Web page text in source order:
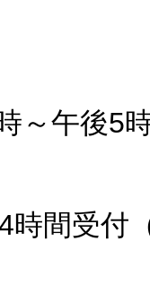
～午後5
時間受付